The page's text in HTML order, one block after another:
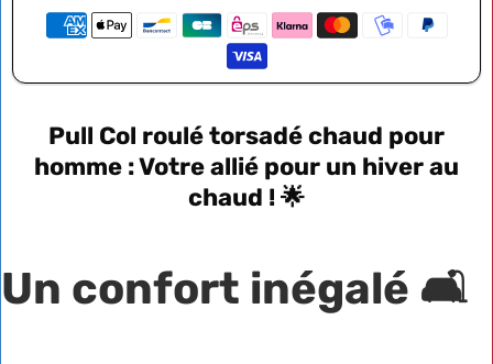
Pull Col roulé torsadé chaud pour
homme : Votre allié pour un hiver au
chaud ! 🌟
Un confort inégalé 🛋️